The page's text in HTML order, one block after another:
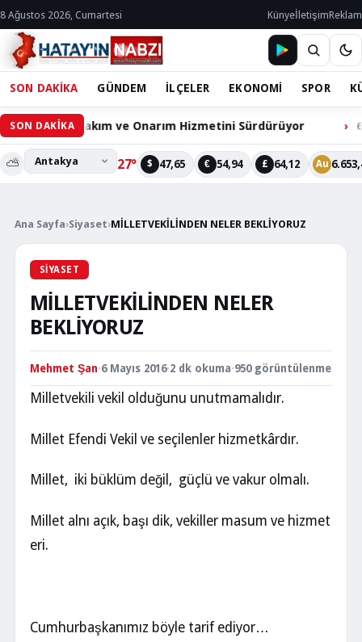
8 Ağustos 2026, Cumartesi KünyeİletişimReklam
SON DAKİKA GÜNDEM İLÇELER EKONOMİ SPOR
SON DAKİKA
Bakım ve Onarım Hizmetini Sürdürüyor 60 Bin
⛅ 27° $ 47,65 € 54,94 £ 64,12 Au
Ana Sayfa›Siyaset›MİLLETVEKİLİNDEN NELER BEKLİYORUZ
SIYASET
MİLLETVEKİLİNDEN NELER
BEKLİYORUZ
Mehmet Şan·6 Mayıs 2016·2 dk okuma·950 görüntülenme
Milletvekili vekil olduğunu unutmamalıdır.
Millet Efendi Vekil ve seçilenler hizmetkârdır.
Millet, iki büklüm değil, güçlü ve vakur olmalı.
Millet alnı açık, başı dik, vekiller masum ve hizmet
eri.
Cumhurbaşkanımız böyle tarif ediyor…